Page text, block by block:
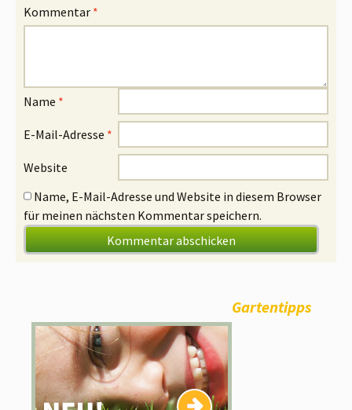
Kommentar *
Name *
E-Mail-Adresse *
Website
Name, E-Mail-Adresse und Website in diesem Browser
für meinen nächsten Kommentar speichern.
Gartentipps